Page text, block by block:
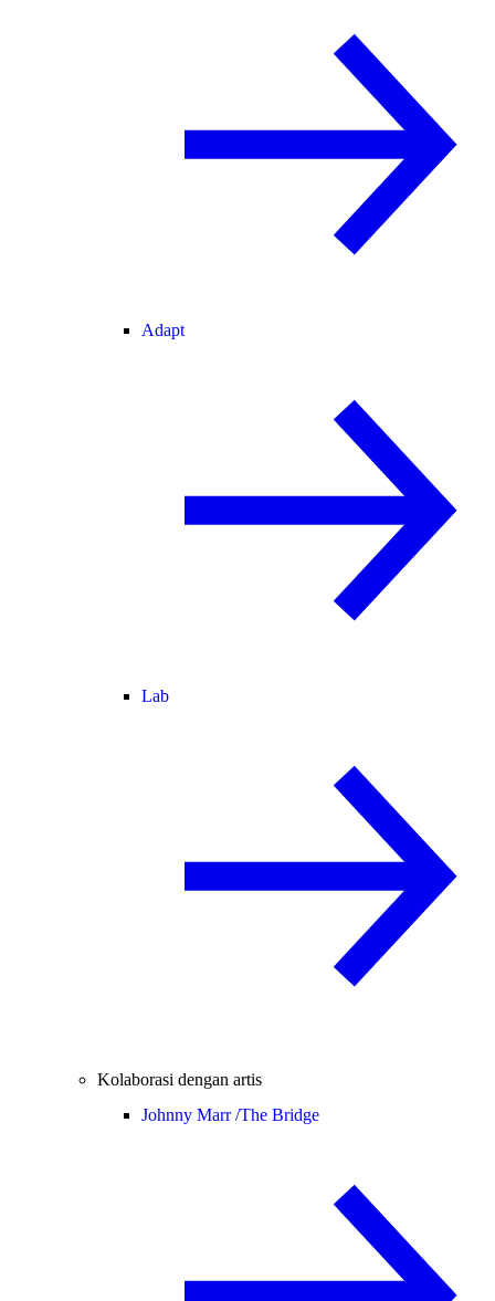
Adapt
Lab
Kolaborasi dengan artis
Johnny Marr /The Bridge